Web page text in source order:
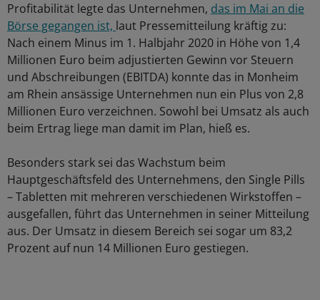
Profitabilität legte das Unternehmen, das im Mai an die
Börse gegangen ist, laut Pressemitteilung kräftig zu:
Nach einem Minus im 1. Halbjahr 2020 in Höhe von 1,4
Millionen Euro beim adjustierten Gewinn vor Steuern
und Abschreibungen (EBITDA) konnte das in Monheim
am Rhein ansässige Unternehmen nun ein Plus von 2,8
Millionen Euro verzeichnen. Sowohl bei Umsatz als auch
beim Ertrag liege man damit im Plan, hieß es.
Besonders stark sei das Wachstum beim
Hauptgeschäftsfeld des Unternehmens, den Single Pills
– Tabletten mit mehreren verschiedenen Wirkstoffen –
ausgefallen, führt das Unternehmen in seiner Mitteilung
aus. Der Umsatz in diesem Bereich sei sogar um 83,2
Prozent auf nun 14 Millionen Euro gestiegen.